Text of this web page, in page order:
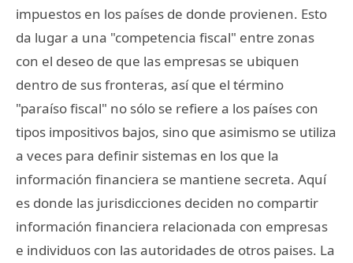
impuestos en los países de donde provienen. Esto
da lugar a una "competencia fiscal" entre zonas
con el deseo de que las empresas se ubiquen
dentro de sus fronteras, así que el término
"paraíso fiscal" no sólo se refiere a los países con
tipos impositivos bajos, sino que asimismo se utiliza
a veces para definir sistemas en los que la
información financiera se mantiene secreta. Aquí
es donde las jurisdicciones deciden no compartir
información financiera relacionada con empresas
e individuos con las autoridades de otros paises. La